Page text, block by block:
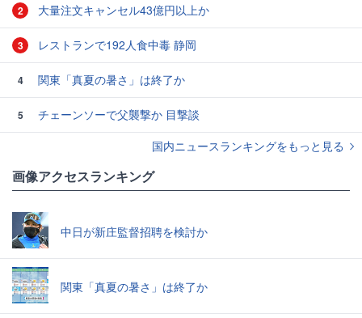
2 大量注文キャンセル43億円以上か
3 レストランで192人食中毒 静岡
4 関東「真夏の暑さ」は終了か
5
チェーンソーで父襲撃か 目撃談
国内ニュースランキングをもっと見る
画像アクセスランキング
中日が新庄監督招聘を検討か
関東「真夏の暑さ」は終了か